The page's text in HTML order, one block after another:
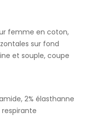
femme en coton,
sur fond
et souple, coupe
2% élasthanne